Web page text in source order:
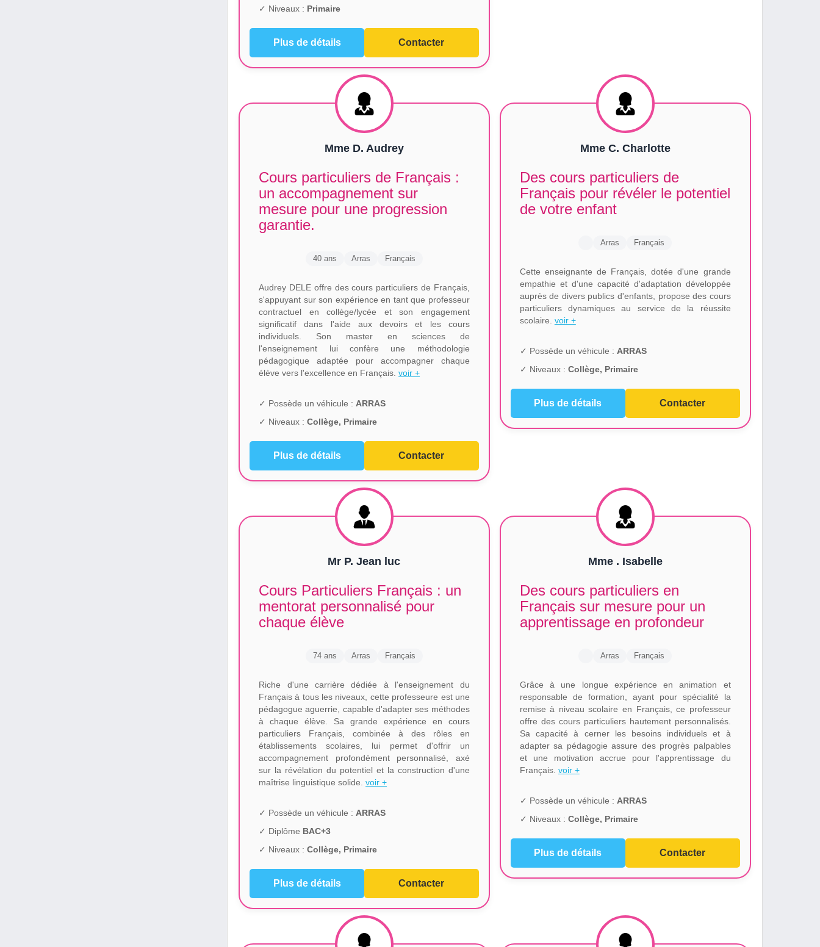
✓ Niveaux : Primaire
Plus de détails Contacter
Mme D. Audrey
Cours particuliers de Français :
un accompagnement sur
mesure pour une progression
garantie.
40 ans Arras Français
Audrey DELE offre des cours particuliers de Français,
s'appuyant sur son expérience en tant que professeur
contractuel en collège/lycée et son engagement
significatif dans l'aide aux devoirs et les cours
individuels. Son master en sciences de
l'enseignement lui confère une méthodologie
pédagogique adaptée pour accompagner chaque
élève vers l'excellence en Français.voir +
✓ Possède un véhicule : ARRAS
✓ Niveaux :Collège, Primaire
Plus de détails Contacter
Mme C. Charlotte
Des cours particuliers de
Français pour révéler le potentiel
de votre enfant
Arras Français
Cette enseignante de Français, dotée d'une grande
empathie et d'une capacité d'adaptation développée
auprès de divers publics d'enfants, propose des cours
particuliers dynamiques au service de la réussite
scolaire. voir +
✓ Possède un véhicule : ARRAS
✓ Niveaux : Collège, Primaire
Plus de détails Contacter
Mr P. Jean luc
Cours Particuliers Français : un
mentorat personnalisé pour
chaque élève
74 ans Arras Français
Riche d'une carrière dédiée à l'enseignement du
Français à tous les niveaux, cette professeure est une
pédagogue aguerrie, capable d'adapter ses méthodes
à chaque élève. Sa grande expérience en cours
particuliers Français, combinée à des rôles en
établissements scolaires, lui permet d'offrir un
accompagnement profondément personnalisé, axé
sur la révélation du potentiel et la construction d'une
maîtrise linguistique solide.voir +
✓ Possède un véhicule : ARRAS
✓ Diplôme BAC+3
✓ Niveaux :Collège, Primaire
Plus de détails Contacter
Mme . Isabelle
Des cours particuliers en
Français sur mesure pour un
apprentissage en profondeur
Arras Français
Grâce à une longue expérience en animation et
responsable de formation, ayant pour spécialité la
remise à niveau scolaire en Français, ce professeur
offre des cours particuliers hautement personnalisés.
Sa capacité à cerner les besoins individuels et à
adapter sa pédagogie assure des progrès palpables
et une motivation accrue pour l'apprentissage du
Français. voir +
✓ Possède un véhicule : ARRAS
✓ Niveaux : Collège, Primaire
Plus de détails Contacter